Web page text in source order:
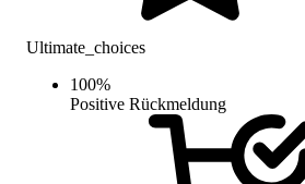
Ultimate_choices
100%
Positive Rückmeldung